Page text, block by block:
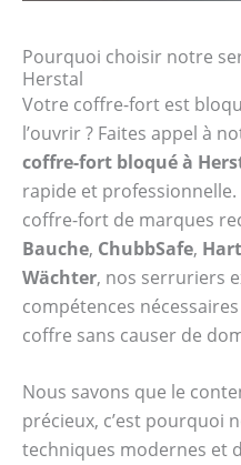
Pourquoi choisir notre
Herstal
Votre coffre-fort est
l’ouvrir ? Faites appel à
coffre-fort bloqué à
rapide et
coffre-fort de marques
Bauche, ChubbSafe,
Wächter, nos serruriers
compétences
coffre sans causer de
Nous savons que le
précieux, c’est pourquoi
techniques modernes et